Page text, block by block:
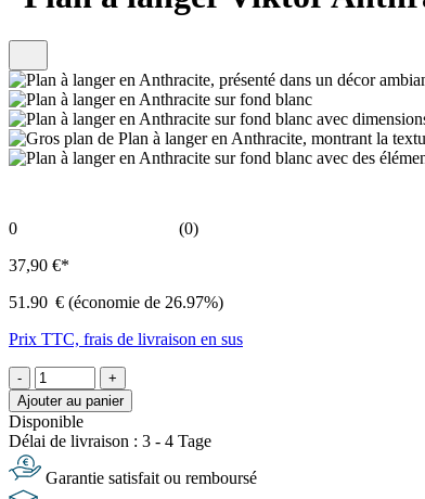
0
(0)
37,90 €*
51.90 € (économie de 26.97%)
Prix TTC, frais de livraison en sus
-
+
Ajouter au panier
Disponible
Délai de livraison : 3 - 4 Tage
Garantie satisfait ou remboursé